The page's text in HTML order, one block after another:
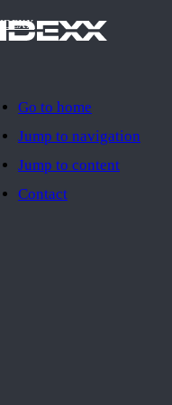
Go to home
Jump to navigation
Jump to content
Contact
IDEXX